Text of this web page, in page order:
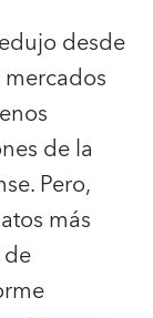
desde
de la
Pero,
más